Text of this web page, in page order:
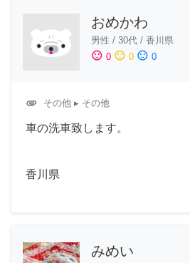
おめかわ
男性 / 30代 / 香川県
sentiment_satisfied 0 sentiment_neutral 0 sentiment_dissatisfied 0
attachment その他 ▸ その他
車の洗車致します。
香川県
みめい